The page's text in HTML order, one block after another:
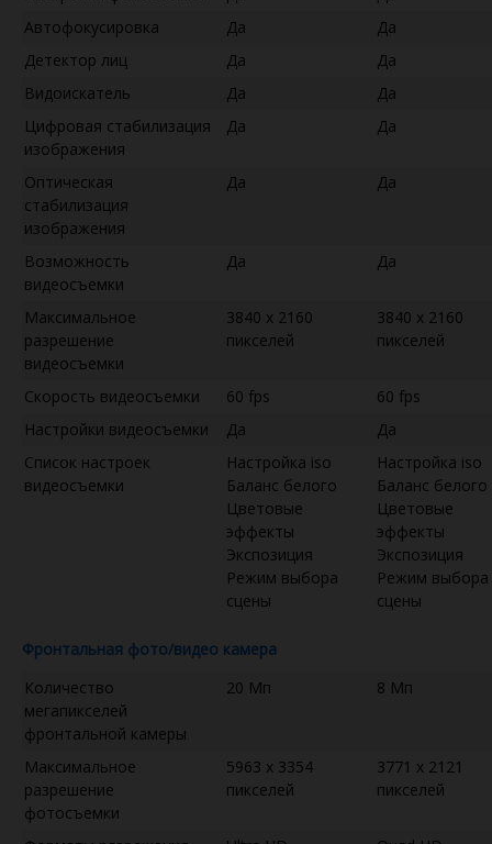
Автофокусировка
Да
Да
Детектор лиц
Да
Да
Видоискатель
Да
Да
Цифровая стабилизация
изображения
Да Да
Оптическая
стабилизация
изображения
Да Да
Возможность
видеосъемки
Да Да
Максимальное
разрешение
видеосъемки
3840 x 2160
пикселей
3840 x 2160
пикселей
Скорость видеосъемки 60 fps
60 fps
Настройки видеосъемки
Да
Да
Список настроек
видеосъемки
Настройка iso
Баланс белого
Цветовые
эффекты
Экспозиция
Режим выбора
сцены
Настройка iso
Баланс белого
Цветовые
эффекты
Экспозиция
Режим выбора
сцены
Фронтальная фото/видео камера
Количество
мегапикселей
фронтальной камеры
20 Мп 8 Мп
Максимальное
разрешение
фотосъемки
5963 x 3354
пикселей
3771 x 2121
пикселей